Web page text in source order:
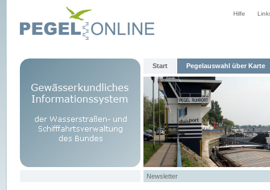
Hilfe
Start Pegelauswahl über Karte
Newsletter